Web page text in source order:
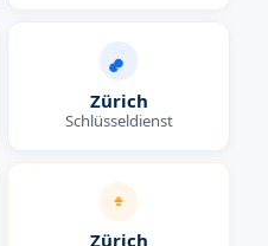
Zürich
Schlüsseldienst
Zürich